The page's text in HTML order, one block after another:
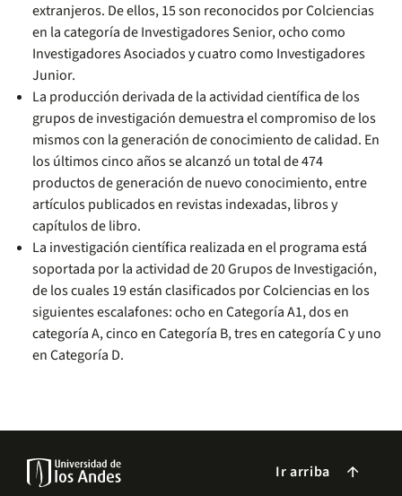
extranjeros. De ellos, 15 son reconocidos por Colciencias
en la categoría de Investigadores Senior, ocho como
Investigadores Asociados y cuatro como Investigadores
Junior.
La producción derivada de la actividad científica de los
grupos de investigación demuestra el compromiso de los
mismos con la generación de conocimiento de calidad. En
los últimos cinco años se alcanzó un total de 474
productos de generación de nuevo conocimiento, entre
artículos publicados en revistas indexadas, libros y
capítulos de libro.
La investigación científica realizada en el programa está
soportada por la actividad de 20 Grupos de Investigación,
de los cuales 19 están clasificados por Colciencias en los
siguientes escalafones: ocho en Categoría A1, dos en
categoría A, cinco en Categoría B, tres en categoría C y uno
en Categoría D.
Ir arriba arrow_forward